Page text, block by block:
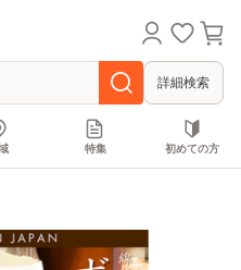
詳細検索
特集 初めての方